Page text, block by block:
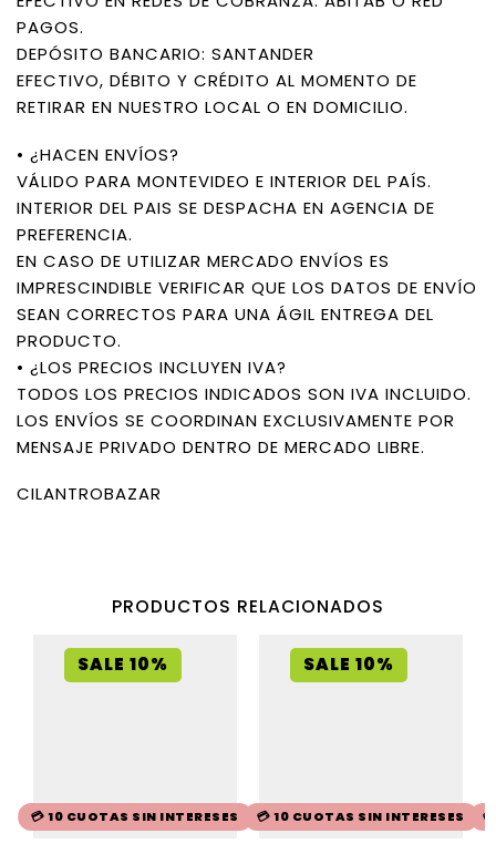
PAGOS.
DEPÓSITO BANCARIO: SANTANDER
EFECTIVO, DÉBITO Y CRÉDITO AL MOMENTO DE
RETIRAR EN NUESTRO LOCAL O EN DOMICILIO.
• ¿HACEN ENVÍOS?
VÁLIDO PARA MONTEVIDEO E INTERIOR DEL PAÍS.
INTERIOR DEL PAIS SE DESPACHA EN AGENCIA DE
PREFERENCIA.
EN CASO DE UTILIZAR MERCADO ENVÍOS ES
IMPRESCINDIBLE VERIFICAR QUE LOS DATOS DE ENVÍO
SEAN CORRECTOS PARA UNA ÁGIL ENTREGA DEL
PRODUCTO.
• ¿LOS PRECIOS INCLUYEN IVA?
TODOS LOS PRECIOS INDICADOS SON IVA INCLUIDO.
LOS ENVÍOS SE COORDINAN EXCLUSIVAMENTE POR
MENSAJE PRIVADO DENTRO DE MERCADO LIBRE.
CILANTROBAZAR
PRODUCTOS RELACIONADOS
SALE 10%
💳 10 CUOTAS SIN INTERESES
SALE 10%
💳 10 CUOTAS SIN INTERESES